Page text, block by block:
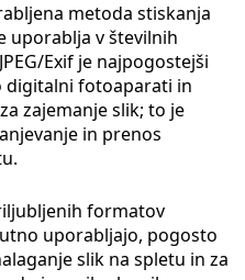
metoda stiskanja
uporablja v številnih
Exif je najpogostejši
fotoaparati in
zajemanje slik; to je
in prenos
formatov
uporabljajo, pogosto
slik na spletu in za